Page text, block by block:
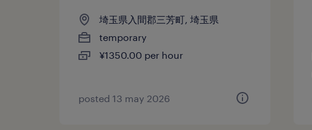
埼玉県入間郡三芳町, 埼玉県
temporary
¥1350.00 per hour
posted 13 may 2026